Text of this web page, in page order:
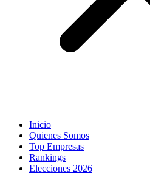
Inicio
Quienes Somos
Top Empresas
Rankings
Elecciones 2026